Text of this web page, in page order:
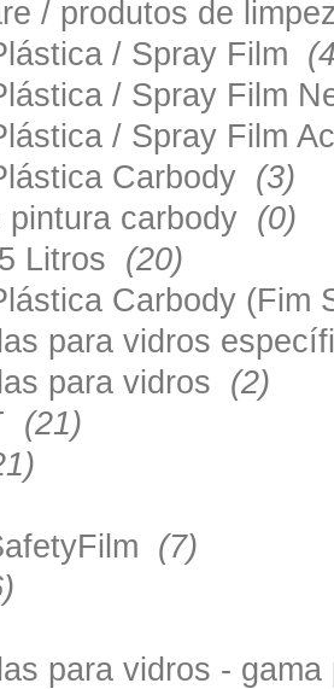
/ produtos de
/ Spray Film
/ Spray Film
/ Spray Film
Carbody (3)
carbody (0)
Litros (20)
Carbody
para vidros
para vidros (2)
(21)
(7)
para vidros -